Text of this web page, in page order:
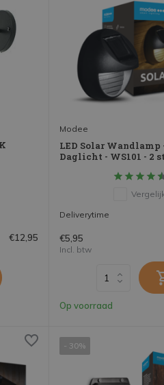
€12,95
Modee
LED Solar Wandlamp
Daglicht - WS101 - 2
Deliverytime
€5,95
Incl. btw
Op voorraad
- 30%